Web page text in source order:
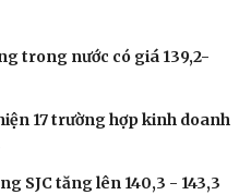
trong nước có giá 139,2-
17 trường hợp kinh doanh
SJC tăng lên 140,3 - 143,3